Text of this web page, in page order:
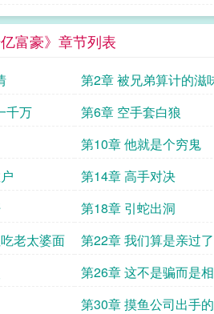
富豪》章节列表
第2章 被兄弟算计的滋
千万
第6章 空手套白狼
第10章 他就是个穷鬼
第14章 高手对决
第18章 引蛇出洞
老太婆面
第22章 我们算是亲过
第26章 这不是骗而是
用
第30章 摸鱼公司出手